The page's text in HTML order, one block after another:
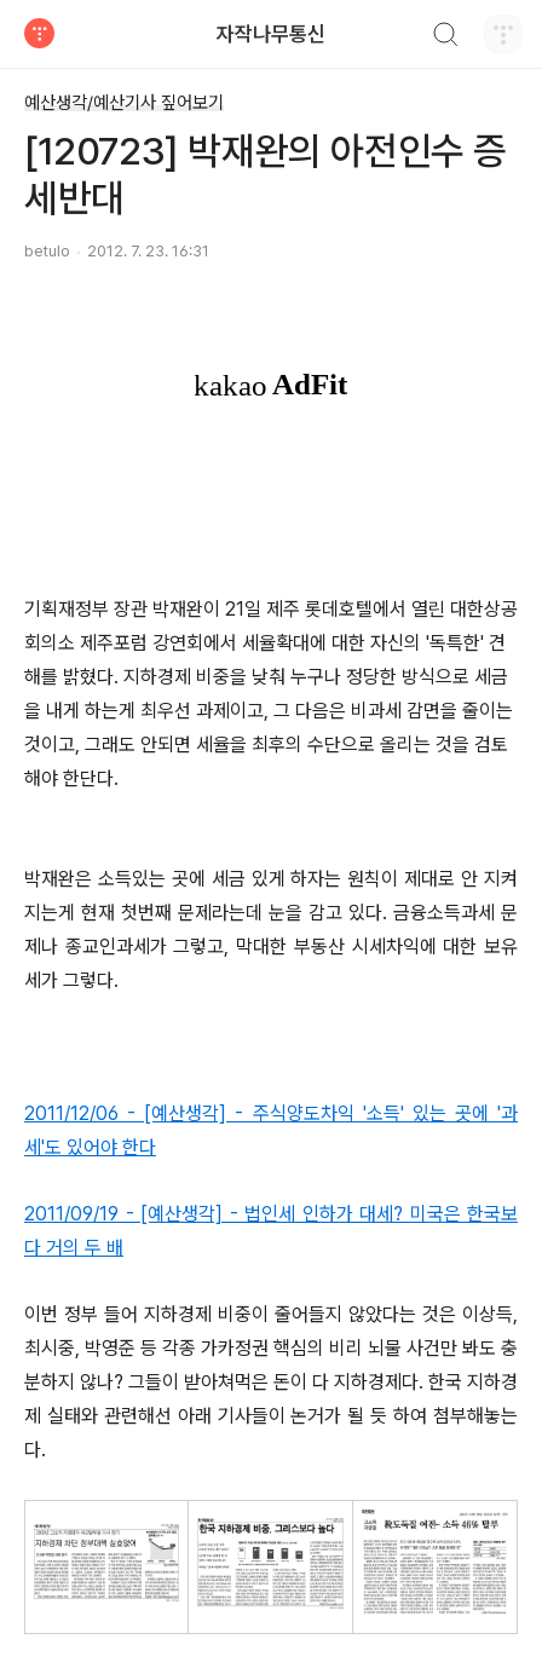
자작나무통신
예산생각/예산기사 짚어보기
[120723] 박재완의 아전인수 증
세반대
betulo 2012. 7. 23. 16:31
기획재정부 장관 박재완이 21일 제주 롯데호텔에서 열린 대한상공
회의소 제주포럼 강연회에서 세율확대에 대한 자신의 '독특한' 견
해를 밝혔다. 지하경제 비중을 낮춰 누구나 정당한 방식으로 세금
을 내게 하는게 최우선 과제이고, 그 다음은 비과세 감면을 줄이는
것이고, 그래도 안되면 세율을 최후의 수단으로 올리는 것을 검토
해야 한단다.
박재완은 소득있는 곳에 세금 있게 하자는 원칙이 제대로 안 지켜
지는게 현재 첫번째 문제라는데 눈을 감고 있다. 금융소득과세 문
제나 종교인과세가 그렇고, 막대한 부동산 시세차익에 대한 보유
세가 그렇다.
2011/12/06 - [예산생각] - 주식양도차익 '소득' 있는 곳에 '과
세'도 있어야 한다
2011/09/19 - [예산생각] - 법인세 인하가 대세? 미국은 한국보
다 거의 두 배
이번 정부 들어 지하경제 비중이 줄어들지 않았다는 것은 이상득,
최시중, 박영준 등 각종 가카정권 핵심의 비리 뇌물 사건만 봐도 충
분하지 않나? 그들이 받아쳐먹은 돈이 다 지하경제다. 한국 지하경
제 실태와 관련해선 아래 기사들이 논거가 될 듯 하여 첨부해놓는
다.